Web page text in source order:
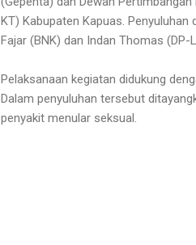
KT) Kabupaten Kapuas.
Fajar (BNK) dan Indan Thomas (DP-
Pelaksanaan kegiatan didukung
Dalam penyuluhan tersebut
penyakit menular seksual.